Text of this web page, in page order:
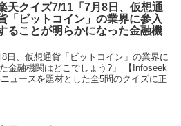
天クイズ7/11「7月8日、仮想通
「ビットコイン」の業界に参入
ることが明らかになった金融機
日、仮想通貨「ビットコイン」の業界に
金融機関はどこでしょう?」 【Infoseek
ュースを題材とした全5問のクイズに正